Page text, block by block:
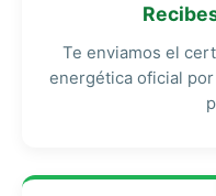
Te enviamos el
energética oficial